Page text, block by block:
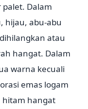
Dalam
hijau, abu-abu
atau
hangat. Dalam
warna kecuali
emas logam
hitam hangat